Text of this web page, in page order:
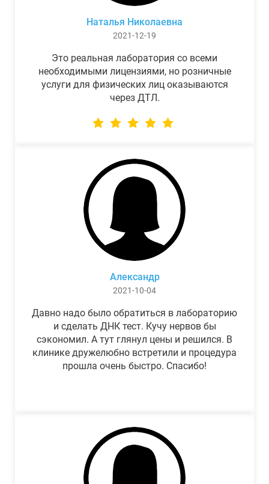
Наталья Николаевна
2021-12-19
Это реальная лаборатория со всеми
необходимыми лицензиями, но розничные
услуги для физических лиц оказываются
через ДТЛ.
Александр
2021-10-04
Давно надо было обратиться в лабораторию
и сделать ДНК тест. Кучу нервов бы
сэкономил. А тут глянул цены и решился. В
клинике дружелюбно встретили и процедура
прошла очень быстро. Спасибо!